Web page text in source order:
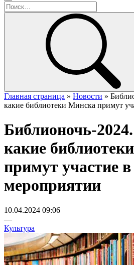
Главная страница » Новости »
какие библиотеки Минска примут
Библионочь-
какие
примут участие в
мероприятии
10.04.2024 09:06
—
Культура